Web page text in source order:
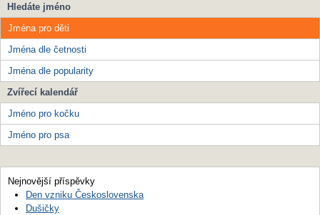
Hledáte jméno
Jména pro děti
Jména dle četnosti
Jména dle popularity
Zvířecí kalendář
Jméno pro kočku
Jméno pro psa
Nejnovější příspěvky
Den vzniku Československa
Dušičky